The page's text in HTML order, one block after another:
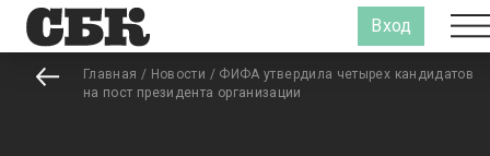
Вход
Главная / Новости / ФИФА утвердила четырех кандидатов
на пост президента организации